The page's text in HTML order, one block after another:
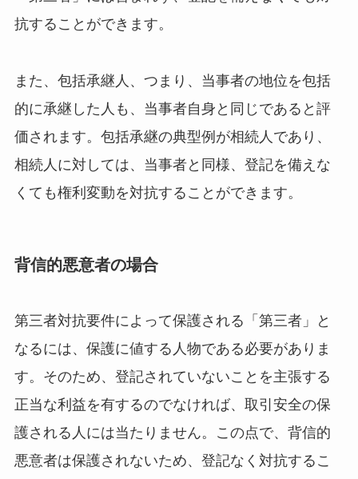
抗することができます。
また、包括承継人、つまり、当事者の地位を包括
的に承継した人も、当事者自身と同じであると評
価されます。包括承継の典型例が相続人であり、
相続人に対しては、当事者と同様、登記を備えな
くても権利変動を対抗することができます。
背信的悪意者の場合
第三者対抗要件によって保護される「第三者」と
なるには、保護に値する人物である必要がありま
す。そのため、登記されていないことを主張する
正当な利益を有するのでなければ、取引安全の保
護される人には当たりません。この点で、背信的
悪意者は保護されないため、登記なく対抗するこ